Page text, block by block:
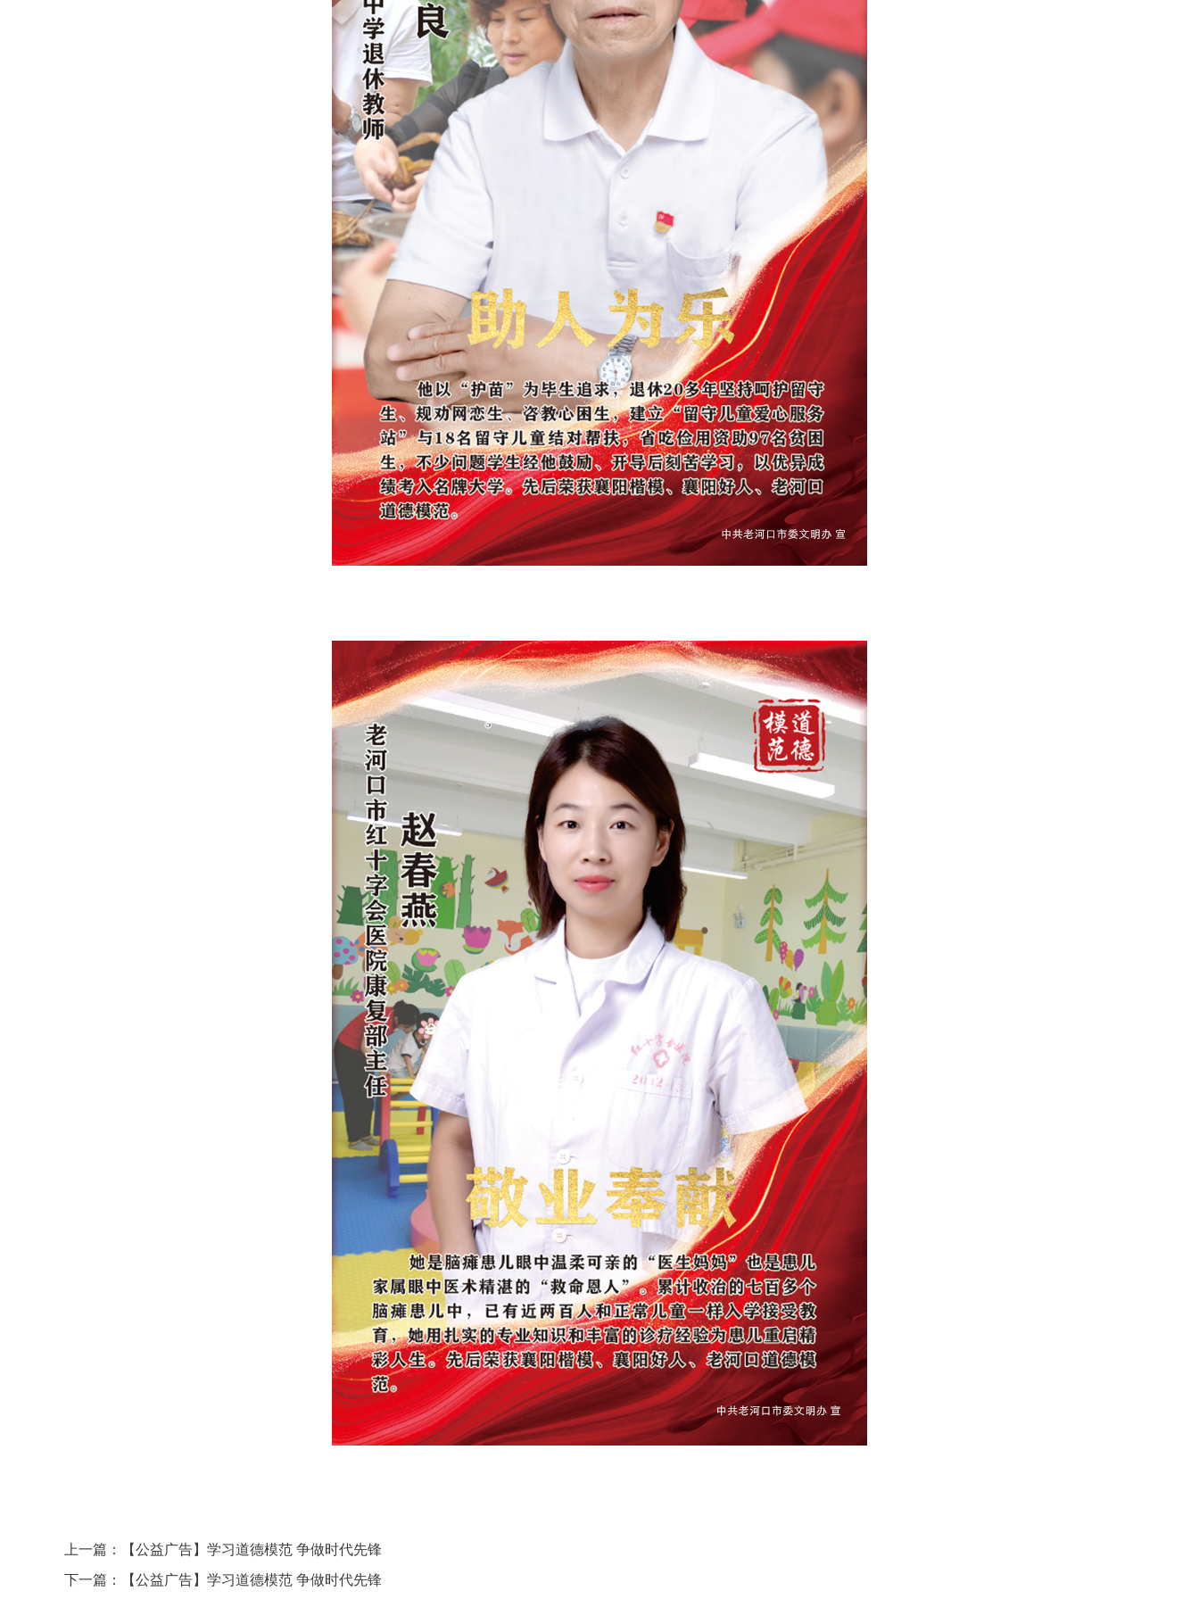
上一篇：【公益广告】学习道德模范 争做时代先锋
下一篇：【公益广告】学习道德模范 争做时代先锋